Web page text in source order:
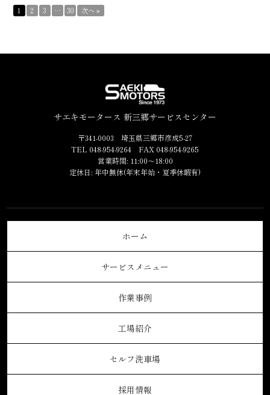
1 2 3 … 30 次へ »
サエキモータース 新三郷サービスセンター
〒341-0003 埼玉県三郷市彦成5-27
TEL 048-954-9264 FAX 048-954-9265
営業時間: 11:00～18:00
定休日: 年中無休(年末年始・夏季休暇有)
ホーム
サービスメニュー
作業事例
工場紹介
セルフ洗車場
採用情報